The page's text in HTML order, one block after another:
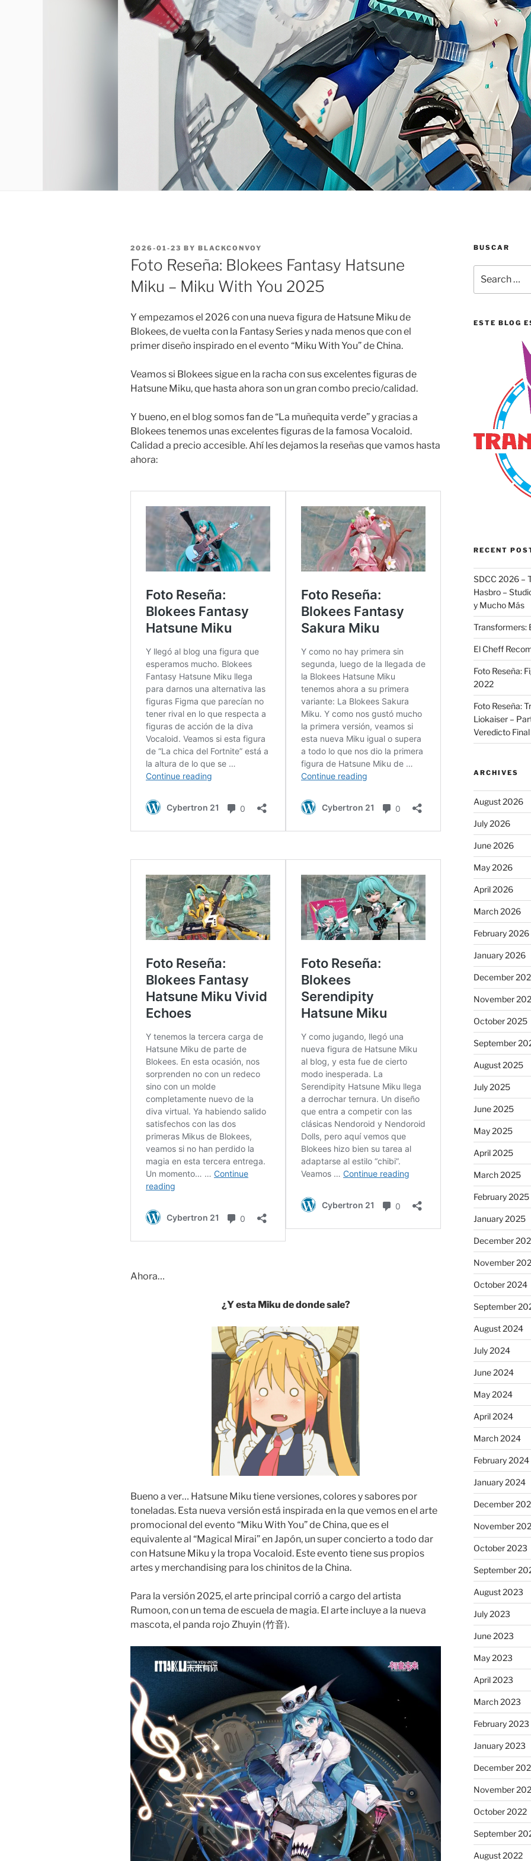
POSTED
ON
2026-01-23 BY BLACKCONVOY
Foto Reseña: Blokees Fantasy Hatsune
Miku – Miku With You 2025
Y empezamos el 2026 con una nueva figura de Hatsune Miku de
Blokees, de vuelta con la Fantasy Series y nada menos que con el
primer diseño inspirado en el evento “Miku With You” de China.
Veamos si Blokees sigue en la racha con sus excelentes figuras de
Hatsune Miku, que hasta ahora son un gran combo precio/calidad.
Y bueno, en el blog somos fan de “La muñequita verde” y gracias a
Blokees tenemos unas excelentes figuras de la famosa Vocaloid.
Calidad a precio accesible. Ahí les dejamos la reseñas que vamos hasta
ahora:
Ahora…
¿Y esta Miku de donde sale?
Bueno a ver… Hatsune Miku tiene versiones, colores y sabores por
toneladas. Esta nueva versión está inspirada en la que vemos en el arte
promocional del evento “Miku With You” de China, que es el
equivalente al “Magical Mirai” en Japón, un super concierto a todo dar
con Hatsune Miku y la tropa Vocaloid. Este evento tiene sus propios
artes y merchandising para los chinitos de la China.
Para la versión 2025, el arte principal corrió a cargo del artista
Rumoon, con un tema de escuela de magia. El arte incluye a la nueva
mascota, el panda rojo Zhuyin (竹音).
BUSCAR
for:
ESTE BLOG
RECENT
SDCC 2026 –
Hasbro –
y Mucho Más
Transformers:
El Cheff
Foto Reseña:
2022
Foto Reseña:
Liokaiser –
Veredicto Final
ARCHIVES
August 2026
July 2026
June 2026
May 2026
April 2026
March 2026
February 2026
January 2026
December
November
October 2025
September
August 2025
July 2025
June 2025
May 2025
April 2025
March 2025
February 2025
January 2025
December
November
October 2024
September
August 2024
July 2024
June 2024
May 2024
April 2024
March 2024
February 2024
January 2024
December
November
October 2023
September
August 2023
July 2023
June 2023
May 2023
April 2023
March 2023
February 2023
January 2023
December
November
October 2022
September
August 2022